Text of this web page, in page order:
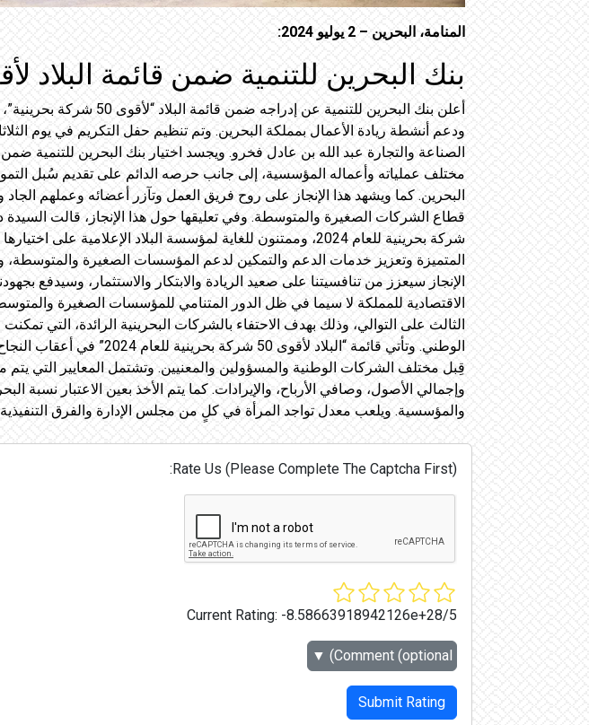
المنامة، البحرين – 2 يوليو 2024:
بنك البحرين للتنمية ضمن قائمة البلاد لأقوى 50 شركة بحرينية
أعلن بنك البحرين
الصناعة والتجارة عبد الله بن عادل فخرو. ويجسد اختيار بنك البحرين للتنمية
مختلف عملياته وأعماله المؤسسية، إلى جانب حرصه الدائم على تقديم سُبل
البحرين. كما ويشهد هذا الإنجاز على روح فريق العمل وتآزر أعضائه وعملهم
شركة بحرينية للعام 2024، وممتنون للغاية لمؤسسة البلاد
المتميزة وتعزيز خدمات الدعم والتمكين لدعم المؤسسات الصغيرة والمتوسطة،
الإنجاز سيعزز من تنافسيتنا على صعيد الريادة والابتكار والاستثمار، وسيدفع
الاقتصادية للمملكة لا سيما في ظل الدور المتنامي للمؤسسات الصغيرة
الثالث على التوالي، وذلك بهدف الاحتفاء بالشركات البحرينية الرائدة، التي
الوطني. وتأتي قائمة
قِبل مختلف الشركات الوطنية والمسؤولين والمعنيين. وتشتمل المعايير التي
وإجمالي الأصول، وصافي الأرباح، والإيرادات. كما يتم الأخذ بعين الاعتبار نسبة
والمؤسسية. ويلعب معدل تواجد المرأة في كلٍ من مجلس الإدارة والفرق
Rate Us (Please Complete The Captcha First):
Current Rating: -8.58663918942126e+28/5
Comment (optional)
▼
Submit Rating